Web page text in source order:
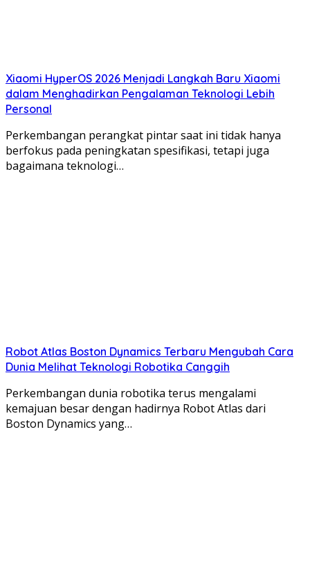
Xiaomi HyperOS 2026 Menjadi Langkah Baru Xiaomi
dalam Menghadirkan Pengalaman Teknologi Lebih
Personal
Perkembangan perangkat pintar saat ini tidak hanya
berfokus pada peningkatan spesifikasi, tetapi juga
bagaimana teknologi…
Robot Atlas Boston Dynamics Terbaru Mengubah Cara
Dunia Melihat Teknologi Robotika Canggih
Perkembangan dunia robotika terus mengalami
kemajuan besar dengan hadirnya Robot Atlas dari
Boston Dynamics yang…